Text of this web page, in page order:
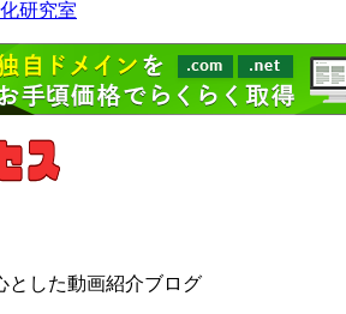
研究室
とした動画紹介ブログ